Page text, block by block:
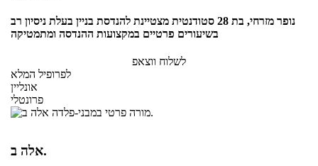
נופר מזרחי, בת 28 סטודנטית מצטיינת להנדסת בניין בעלת ניסיון רב
בשיעורים פרטיים במקצועות ההנדסה ומתמטיקה
לשלוח ווצאפ
לפרופיל המלא
אונליין
פרונטלי
אלה ב.